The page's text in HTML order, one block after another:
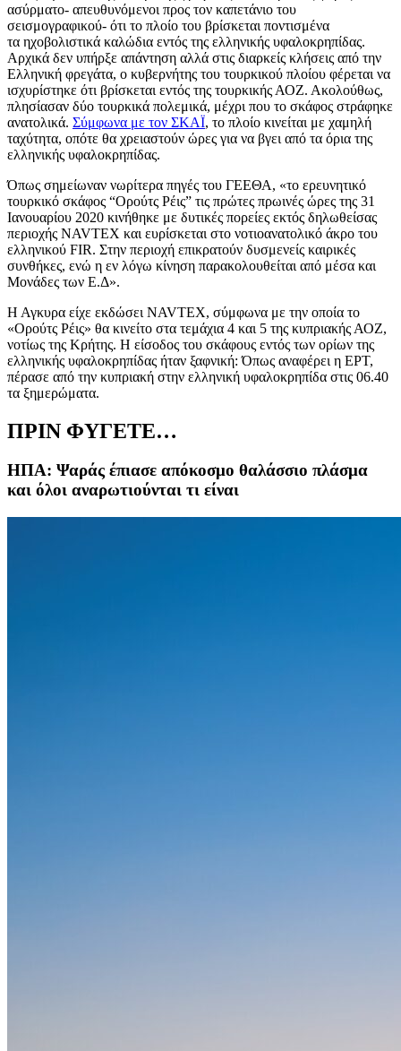
ασύρματο- απευθυνόμενοι προς τον καπετάνιο του
σεισμογραφικού- ότι το πλοίο του βρίσκεται ποντισμένα
τα ηχοβολιστικά καλώδια εντός της ελληνικής υφαλοκρηπίδας.
Αρχικά δεν υπήρξε απάντηση αλλά στις διαρκείς κλήσεις από την
Ελληνική φρεγάτα, ο κυβερνήτης του τουρκικού πλοίου φέρεται να
ισχυρίστηκε ότι βρίσκεται εντός της τουρκικής ΑΟΖ. Ακολούθως,
πλησίασαν δύο τουρκικά πολεμικά, μέχρι που το σκάφος στράφηκε
ανατολικά. Σύμφωνα με τον ΣΚΑΪ, το πλοίο κινείται με χαμηλή
ταχύτητα, οπότε θα χρειαστούν ώρες για να βγει από τα όρια της
ελληνικής υφαλοκρηπίδας.
Όπως σημείωναν νωρίτερα πηγές του ΓΕΕΘΑ, «το ερευνητικό
τουρκικό σκάφος “Ορούτς Ρέις” τις πρώτες πρωινές ώρες της 31
Ιανουαρίου 2020 κινήθηκε με δυτικές πορείες εκτός δηλωθείσας
περιοχής NAVTEX και ευρίσκεται στο νοτιοανατολικό άκρο του
ελληνικού FIR. Στην περιοχή επικρατούν δυσμενείς καιρικές
συνθήκες, ενώ η εν λόγω κίνηση παρακολουθείται από μέσα και
Μονάδες των Ε.Δ».
Η Αγκυρα είχε εκδώσει NAVTEX, σύμφωνα με την οποία το
«Ορούτς Ρέις» θα κινείτο στα τεμάχια 4 και 5 της κυπριακής ΑΟΖ,
νοτίως της Κρήτης. Η είσοδος του σκάφους εντός των ορίων της
ελληνικής υφαλοκρηπίδας ήταν ξαφνική: Όπως αναφέρει η ΕΡΤ,
πέρασε από την κυπριακή στην ελληνική υφαλοκρηπίδα στις 06.40
τα ξημερώματα.
ΠΡΙΝ ΦΥΓΕΤΕ…
ΗΠΑ: Ψαράς έπιασε απόκοσμο θαλάσσιο πλάσμα
και όλοι αναρωτιούνται τι είναι